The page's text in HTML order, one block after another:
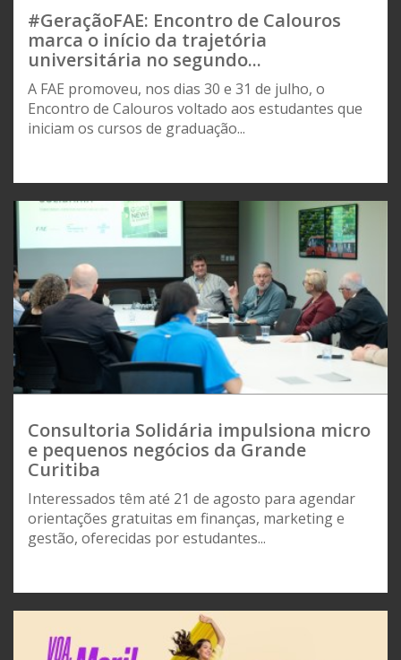
#GeraçãoFAE: Encontro de Calouros
marca o início da trajetória
universitária no segundo...
A FAE promoveu, nos dias 30 e 31 de julho, o
Encontro de Calouros voltado aos estudantes que
iniciam os cursos de graduação...
Consultoria Solidária impulsiona micro
e pequenos negócios da Grande
Curitiba
Interessados têm até 21 de agosto para agendar
orientações gratuitas em finanças, marketing e
gestão, oferecidas por estudantes...